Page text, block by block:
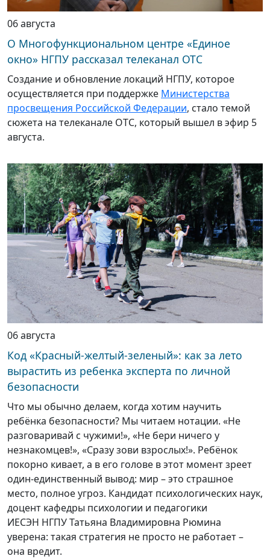
06 августа
О Многофункциональном центре «Единое
окно» НГПУ рассказал телеканал ОТС
Создание и обновление локаций НГПУ, которое
осуществляется при поддержке Министерства
просвещения Российской Федерации, стало темой
сюжета на телеканале ОТС, который вышел в эфир 5
августа.
06 августа
Код «Красный-желтый-зеленый»: как за лето
вырастить из ребенка эксперта по личной
безопасности
Что мы обычно делаем, когда хотим научить
ребёнка безопасности? Мы читаем нотации. «Не
разговаривай с чужими!», «Не бери ничего у
незнакомцев!», «Сразу зови взрослых!». Ребёнок
покорно кивает, а в его голове в этот момент зреет
один-единственный вывод: мир – это страшное
место, полное угроз. Кандидат психологических наук,
доцент кафедры психологии и педагогики
ИЕСЭН НГПУ Татьяна Владимировна Рюмина
уверена: такая стратегия не просто не работает –
она вредит.